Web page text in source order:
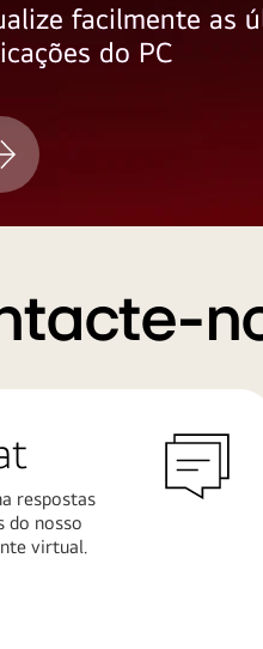
facilmente as
do PC
LG
Update
respostas
do nosso
virtual.